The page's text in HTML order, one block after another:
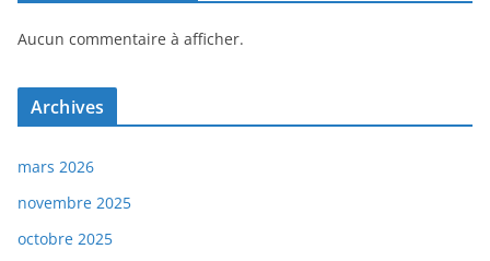
Aucun commentaire à afficher.
Archives
mars 2026
novembre 2025
octobre 2025